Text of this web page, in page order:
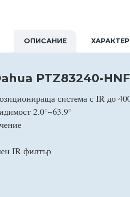
ОПИСАНИЕ
PTZ83240-
система с IR до
2.0°~63.9°
IR филтър